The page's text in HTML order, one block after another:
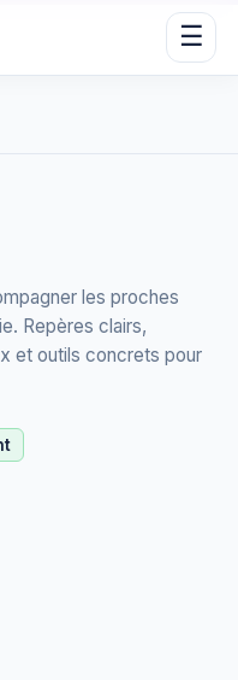
☰
les proches
Repères clairs,
et outils concrets pour